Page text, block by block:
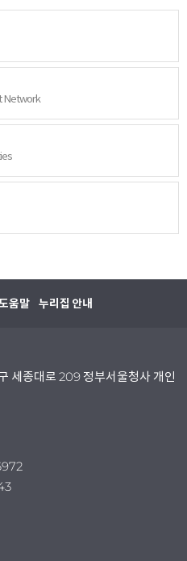
Network
움말 누리집 안내
세종대로 209 정부서울청사 개인